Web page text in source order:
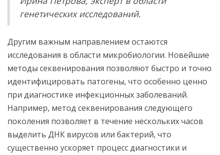
генетических исследований.
Другим важным направлением остаются
исследования в области микробиологии. Новейшие
методы секвенирования позволяют быстро и точно
идентифицировать патогены, что особенно ценно
при диагностике инфекционных заболеваний.
Например, метод секвенирования следующего
поколения позволяет в течение нескольких часов
выделить ДНК вирусов или бактерий, что
существенно ускоряет процесс диагностики и